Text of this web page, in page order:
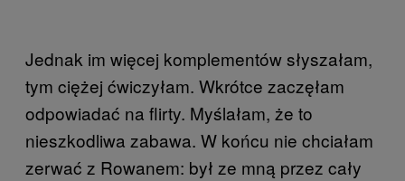
Jednak im więcej komplementów słyszałam,
tym ciężej ćwiczyłam. Wkrótce zaczęłam
odpowiadać na flirty. Myślałam, że to
nieszkodliwa zabawa. W końcu nie chciałam
zerwać z Rowanem: był ze mną przez cały